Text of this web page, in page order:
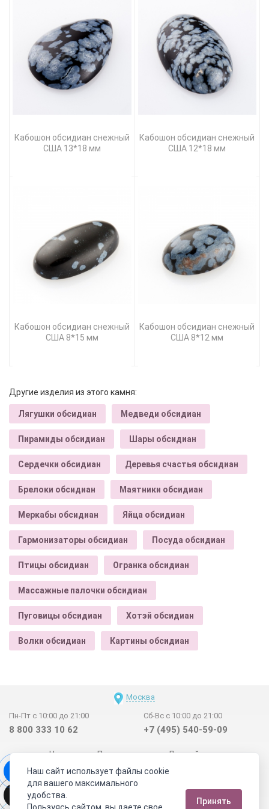
Кабошон обсидиан снежный
США 13*18 мм
Кабошон обсидиан снежный
США 12*18 мм
Кабошон обсидиан снежный
США 8*15 мм
Кабошон обсидиан снежный
США 8*12 мм
Другие изделия из этого камня:
Лягушки обсидиан Медведи обсидиан
Пирамиды обсидиан Шары обсидиан
Сердечки обсидиан Деревья счастья обсидиан
Брелоки обсидиан Маятники обсидиан
Меркабы обсидиан Яйца обсидиан
Гармонизаторы обсидиан Посуда обсидиан
Птицы обсидиан Огранка обсидиан
Массажные палочки обсидиан
Пуговицы обсидиан Хотэй обсидиан
Волки обсидиан Картины обсидиан
Москва
Пн-Пт с 10:00 до 21:00
8 800 333 10 62
Сб-Вс с 10:00 до 21:00
+7 (495) 540-59-09
Новинки Поставщикам
Личный счет
Договор-оферта
О нас
Наши магазины
Отзывы покупателей
Сертификаты
Статьи
Обратная связь
Видео о камнях СОУТ Телеграм
Наш сайт использует файлы cookie
для вашего максимального
удобства.
Принять